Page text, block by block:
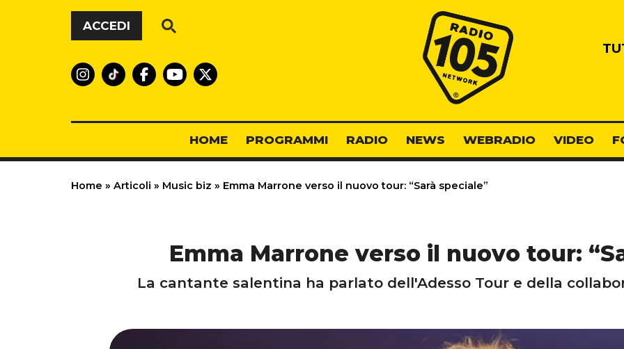
Vai al contenuto
ACCEDI
Radio 105
HOME PROGRAMMI RADIO NEWS WEBRADIO VIDEO
Home » Articoli » Music biz » Emma Marrone verso il nuovo tour: “Sarà speciale”
Emma Marrone verso il nuovo tour:
La cantante salentina ha parlato dell'Adesso Tour e della